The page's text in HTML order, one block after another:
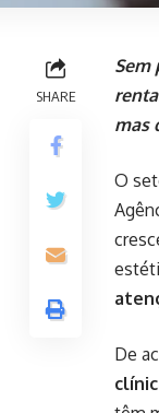
SHARE
Sem
mas
O
De